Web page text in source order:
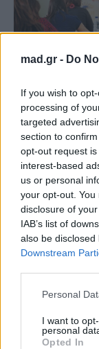
mad.gr - Do
If you wish to
processing of
targeted
section to
opt-out request
interest-based
us or personal
your opt-out.
disclosure of
IAB’s list of
also be
Downstream
Personal
I want to
personal
Opted In
Στην κορυφή
βαθμολογιών η
Λαρισαία
Παπακώστα με
26.06.2026
Life
Πού να μην
κολυμπήσεις